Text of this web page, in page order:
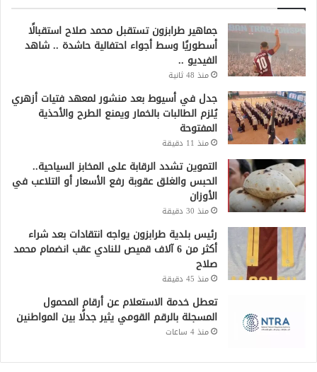
جماهير طرابزون تستقبل محمد صلاح استقبالًا
أسطوريًا وسط أجواء احتفالية حاشدة .. شاهد
الفيديو ..
منذ 48 ثانية
جدل في أسيوط بعد منشور لمعهد فتيات أزهري
يُلزم الطالبات بالخمار ويمنع الطرح والأحذية
المفتوحة
منذ 11 دقيقة
التموين تشدد الرقابة على المخابز السياحية..
الحبس والغلق عقوبة رفع الأسعار أو التلاعب في
الأوزان
منذ 30 دقيقة
رئيس بلدية طرابزون يواجه انتقادات بعد شراء
أكثر من 6 آلاف قميص للنادي عقب انضمام محمد
صلاح
منذ 45 دقيقة
تعطل خدمة الاستعلام عن أرقام المحمول
المسجلة بالرقم القومي يثير جدلًا بين المواطنين
منذ 4 ساعات